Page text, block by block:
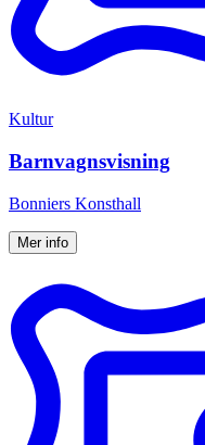
Kultur
Barnvagnsvisning
Bonniers Konsthall
Mer info